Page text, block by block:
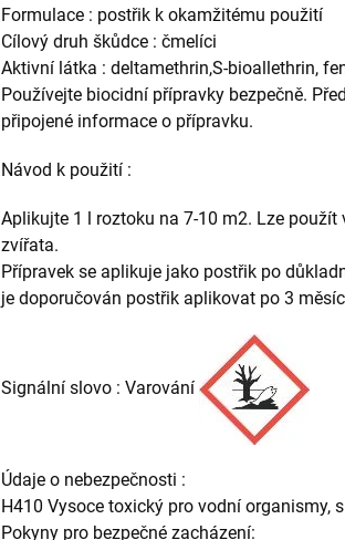
Formulace : postřik k okamžitému použití
Cílový druh škůdce : čmelíci
Aktivní látka : deltamethrin,S-bioallethrin,
Používejte biocidní přípravky bezpečně.
připojené informace o přípravku.
Návod k použití :
Aplikujte 1 l roztoku na 7-10 m2. Lze
zvířata.
Přípravek se aplikuje jako postřik po
je doporučován postřik aplikovat po 3
Signální slovo : Varování
Údaje o nebezpečnosti :
H410 Vysoce toxický pro vodní organismy,
Pokyny pro bezpečné zacházení: